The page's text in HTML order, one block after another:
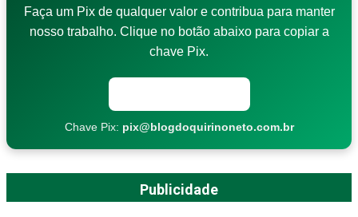
Faça um Pix de qualquer valor e contribua para manter
nosso trabalho. Clique no botão abaixo para copiar a
chave Pix.
Chave Pix: pix@blogdoquirinoneto.com.br
Publicidade